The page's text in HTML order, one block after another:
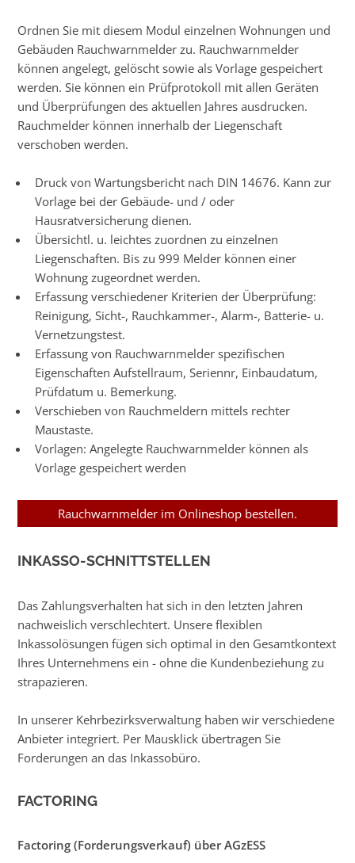
Ordnen Sie mit diesem Modul einzelnen Wohnungen und
Gebäuden Rauchwarnmelder zu. Rauchwarnmelder
können angelegt, gelöscht sowie als Vorlage gespeichert
werden. Sie können ein Prüfprotokoll mit allen Geräten
und Überprüfungen des aktuellen Jahres ausdrucken.
Rauchmelder können innerhalb der Liegenschaft
verschoben werden.
Druck von Wartungsbericht nach DIN 14676. Kann zur
Vorlage bei der Gebäude- und / oder
Hausratversicherung dienen.
Übersichtl. u. leichtes zuordnen zu einzelnen
Liegenschaften. Bis zu 999 Melder können einer
Wohnung zugeordnet werden.
Erfassung verschiedener Kriterien der Überprüfung:
Reinigung, Sicht-, Rauchkammer-, Alarm-, Batterie- u.
Vernetzungstest.
Erfassung von Rauchwarnmelder spezifischen
Eigenschaften Aufstellraum, Seriennr, Einbaudatum,
Prüfdatum u. Bemerkung.
Verschieben von Rauchmeldern mittels rechter
Maustaste.
Vorlagen: Angelegte Rauchwarnmelder können als
Vorlage gespeichert werden
Rauchwarnmelder im Onlineshop bestellen.
INKASSO-SCHNITTSTELLEN
Das Zahlungsverhalten hat sich in den letzten Jahren
nachweislich verschlechtert. Unsere flexiblen
Inkassolösungen fügen sich optimal in den Gesamtkontext
Ihres Unternehmens ein - ohne die Kundenbeziehung zu
strapazieren.
In unserer Kehrbezirksverwaltung haben wir verschiedene
Anbieter integriert. Per Mausklick übertragen Sie
Forderungen an das Inkassobüro.
FACTORING
Factoring (Forderungsverkauf) über AGzESS